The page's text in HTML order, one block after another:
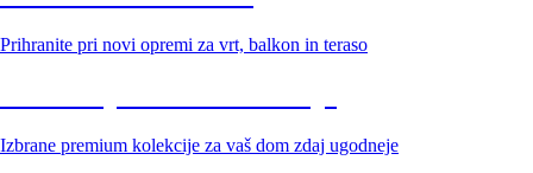
Prihranite pri novi opremi za vrt, balkon in teraso
Izbrane premium kolekcije za vaš dom zdaj ugodneje